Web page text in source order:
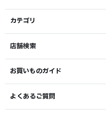
カテゴリ
店舗検索
お買いものガイド
よくあるご質問